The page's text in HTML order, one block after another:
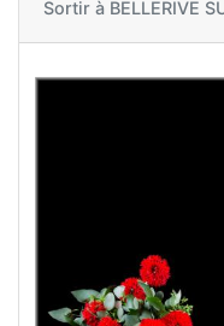
Sortir à BELLERIVE